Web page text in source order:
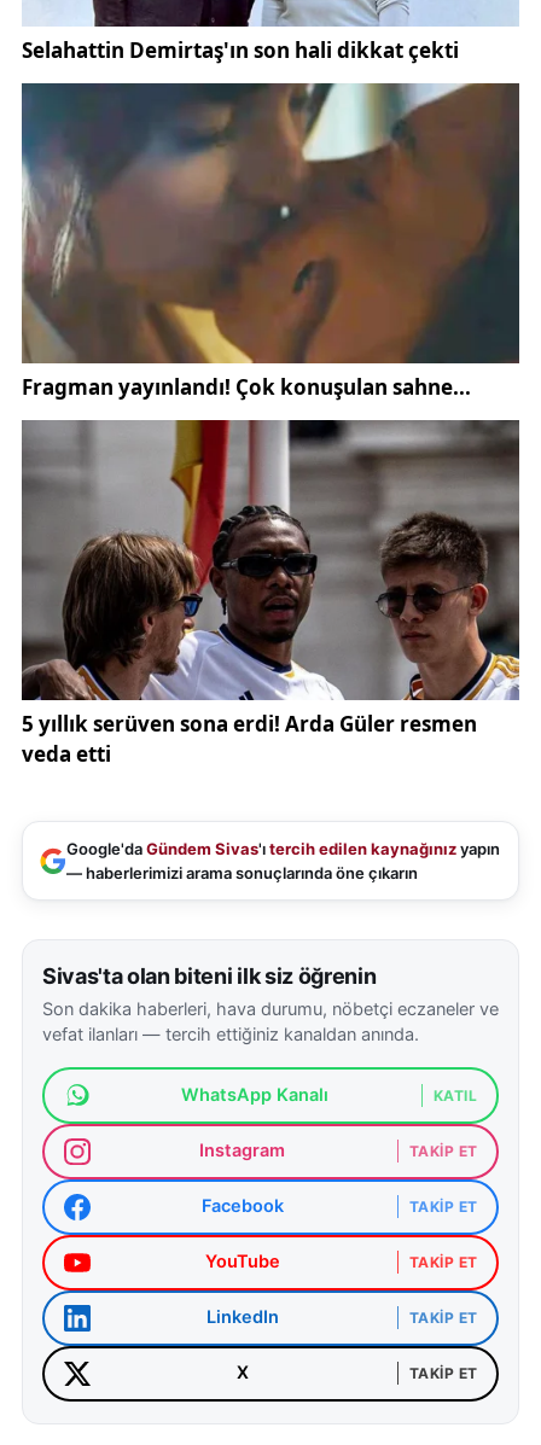
Google'daGündem Sivas'ıtercih edilen kaynağınızyapın
— haberlerimizi arama sonuçlarında öne çıkarın
Sivas'ta olan biteni ilk siz öğrenin
Son dakika haberleri, hava durumu, nöbetçi eczaneler ve
vefat ilanları — tercih ettiğiniz kanaldan anında.
WhatsApp Kanalı KATIL
Instagram TAKIP ET
Facebook TAKIP ET
YouTube TAKIP ET
LinkedIn TAKIP ET
X TAKIP ET